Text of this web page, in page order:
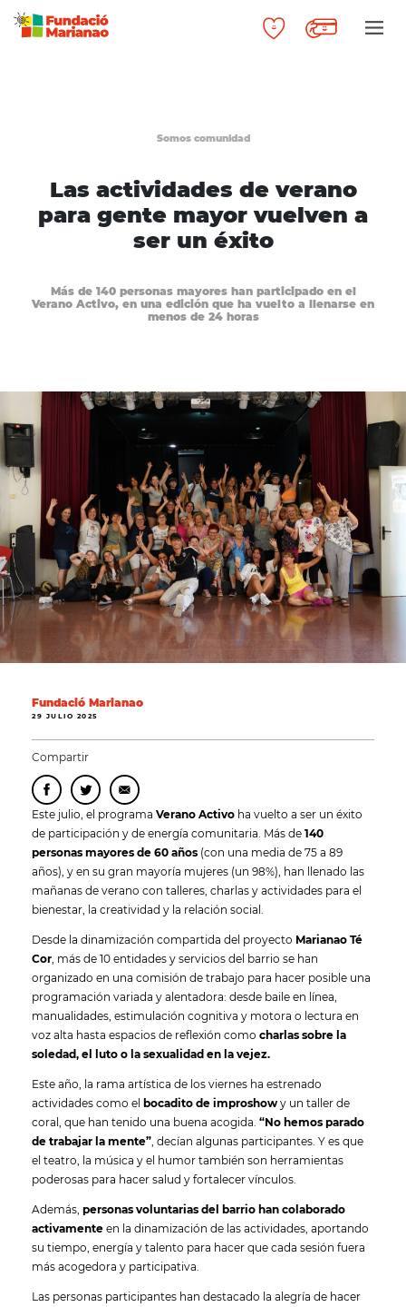
Somos comunidad
Las actividades de verano
para gente mayor vuelven a
ser un éxito
Más de 140 personas mayores han participado en el
Verano Activo, en una edición que ha vuelto a llenarse en
menos de 24 horas
Fundació Marianao
29 JULIO 2025
Compartir
Este julio, el programa Verano Activo ha vuelto a ser un éxito
de participación y de energía comunitaria. Más de 140
personas mayores de 60 años (con una media de 75 a 89
años), y en su gran mayoría mujeres (un 98%), han llenado las
mañanas de verano con talleres, charlas y actividades para el
bienestar, la creatividad y la relación social.
Desde la dinamización compartida del proyecto Marianao Té
Cor , más de 10 entidades y servicios del barrio se han
organizado en una comisión de trabajo para hacer posible una
programación variada y alentadora: desde baile en línea,
manualidades, estimulación cognitiva y motora o lectura en
voz alta hasta espacios de reflexión como charlas sobre la
soledad, el luto o la sexualidad en la vejez.
Este año, la rama artística de los viernes ha estrenado
actividades como el bocadito de improshow y un taller de
coral, que han tenido una buena acogida. “No hemos parado
de trabajar la mente” , decían algunas participantes. Y es que
el teatro, la música y el humor también son herramientas
poderosas para hacer salud y fortalecer vínculos.
Además, personas voluntarias del barrio han colaborado
activamente en la dinamización de las actividades, aportando
su tiempo, energía y talento para hacer que cada sesión fuera
más acogedora y participativa.
Las personas participantes han destacado la alegría de hacer